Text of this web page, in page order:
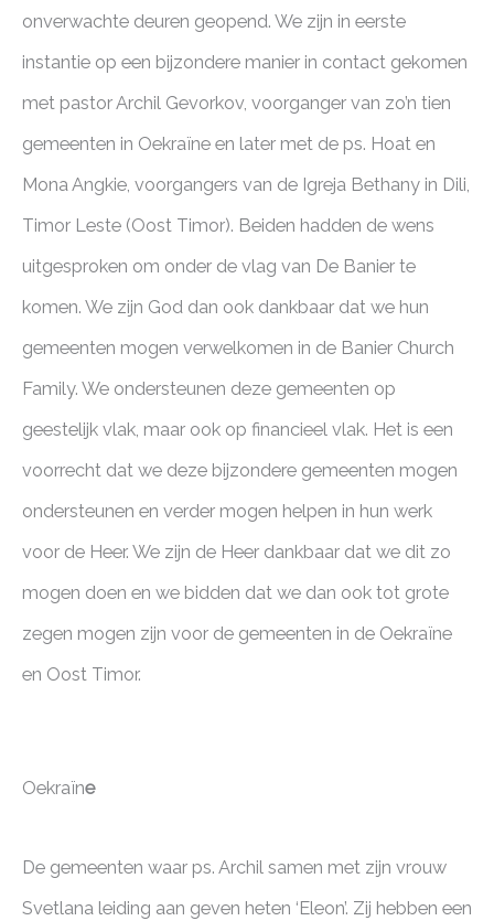
onverwachte deuren geopend. We zijn in eerste
instantie op een bijzondere manier in contact gekomen
met pastor Archil Gevorkov, voorganger van zo’n tien
gemeenten in Oekraïne en later met de ps. Hoat en
Mona Angkie, voorgangers van de Igreja Bethany in Dili,
Timor Leste (Oost Timor). Beiden hadden de wens
uitgesproken om onder de vlag van De Banier te
komen. We zijn God dan ook dankbaar dat we hun
gemeenten mogen verwelkomen in de Banier Church
Family. We ondersteunen deze gemeenten op
geestelijk vlak, maar ook op financieel vlak. Het is een
voorrecht dat we deze bijzondere gemeenten mogen
ondersteunen en verder mogen helpen in hun werk
voor de Heer. We zijn de Heer dankbaar dat we dit zo
mogen doen en we bidden dat we dan ook tot grote
zegen mogen zijn voor de gemeenten in de Oekraïne
en Oost Timor.
Oekraïne
De gemeenten waar ps. Archil samen met zijn vrouw
Svetlana leiding aan geven heten ‘Eleon’. Zij hebben een